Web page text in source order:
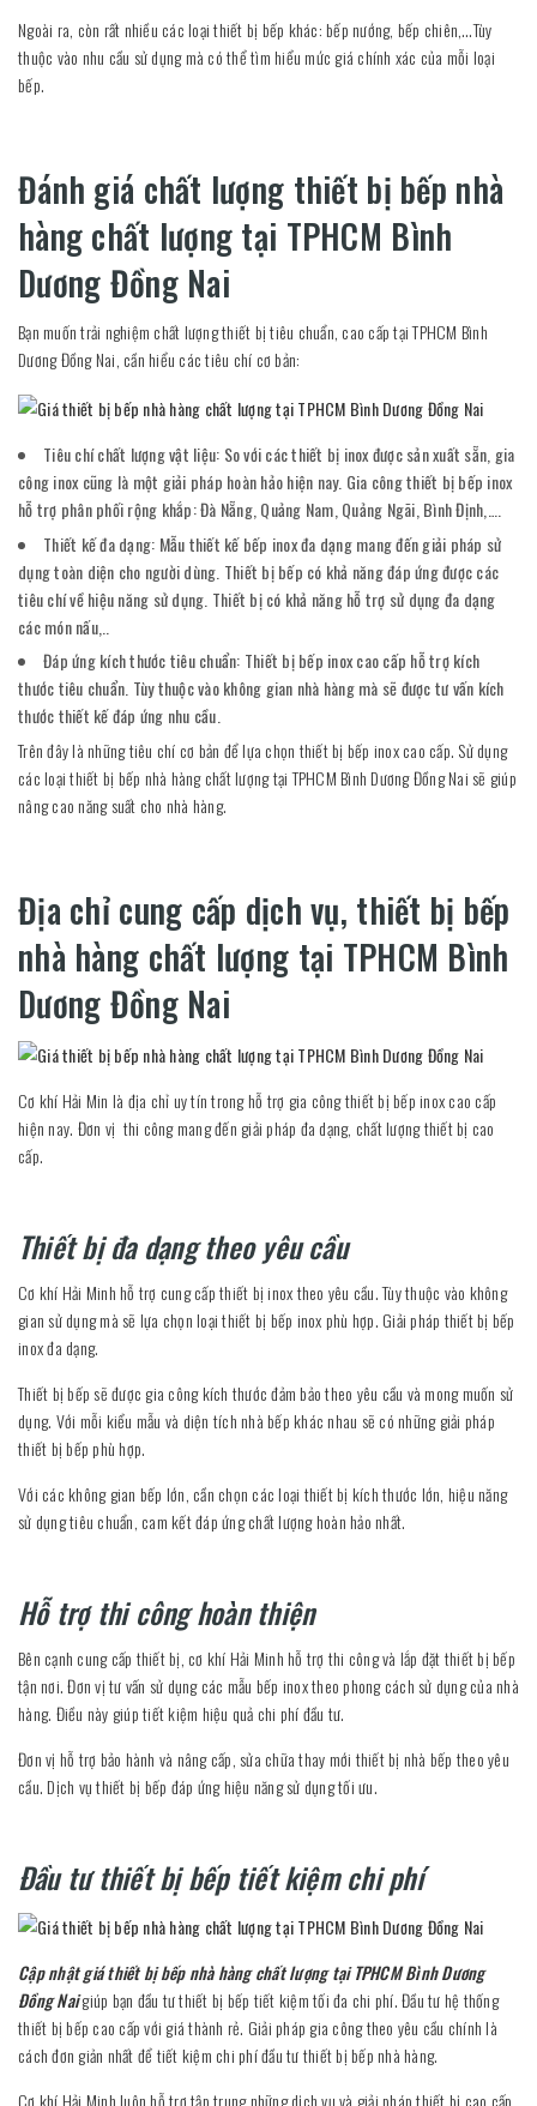
Ngoài ra, còn rất nhiều các loại thiết bị bếp khác: bếp nướng, bếp chiên,…Tùy
thuộc vào nhu cầu sử dụng mà có thể tìm hiểu mức giá chính xác của mỗi loại
bếp.
Đánh giá chất lượng thiết bị bếp nhà
hàng chất lượng tại TPHCM Bình
Dương Đồng Nai
Bạn muốn trải nghiệm chất lượng thiết bị tiêu chuẩn, cao cấp tại TPHCM Bình
Dương Đồng Nai, cần hiểu các tiêu chí cơ bản:
Tiêu chí chất lượng vật liệu: So với các thiết bị inox được sản xuất sẵn, gia
công inox cũng là một giải pháp hoàn hảo hiện nay. Gia công thiết bị bếp inox
hỗ trợ phân phối rộng khắp: Đà Nẵng, Quảng Nam, Quảng Ngãi, Bình Định,….
Thiết kế đa dạng: Mẫu thiết kế bếp inox đa dạng mang đến giải pháp sử
dụng toàn diện cho người dùng. Thiết bị bếp có khả năng đáp ứng được các
tiêu chí về hiệu năng sử dụng. Thiết bị có khả năng hỗ trợ sử dụng đa dạng
các món nấu,..
Đáp ứng kích thước tiêu chuẩn: Thiết bị bếp inox cao cấp hỗ trợ kích
thước tiêu chuẩn. Tùy thuộc vào không gian nhà hàng mà sẽ được tư vấn kích
thước thiết kế đáp ứng nhu cầu.
Trên đây là những tiêu chí cơ bản để lựa chọn thiết bị bếp inox cao cấp. Sử dụng
các loại thiết bị bếp nhà hàng chất lượng tại TPHCM Bình Dương Đồng Nai sẽ giúp
nâng cao năng suất cho nhà hàng.
Địa chỉ cung cấp dịch vụ, thiết bị bếp
nhà hàng chất lượng tại TPHCM Bình
Dương Đồng Nai
Cơ khí Hải Min là địa chỉ uy tín trong hỗ trợ gia công thiết bị bếp inox cao cấp
hiện nay. Đơn vị thi công mang đến giải pháp đa dạng, chất lượng thiết bị cao
cấp.
Thiết bị đa dạng theo yêu cầu
Cơ khí Hải Minh hỗ trợ cung cấp thiết bị inox theo yêu cầu. Tùy thuộc vào không
gian sử dụng mà sẽ lựa chọn loại thiết bị bếp inox phù hợp. Giải pháp thiết bị bếp
inox đa dạng.
Thiết bị bếp sẽ được gia công kích thước đảm bảo theo yêu cầu và mong muốn sử
dụng. Với mỗi kiểu mẫu và diện tích nhà bếp khác nhau sẽ có những giải pháp
thiết bị bếp phù hợp.
Với các không gian bếp lớn, cần chọn các loại thiết bị kích thước lớn, hiệu năng
sử dụng tiêu chuẩn, cam kết đáp ứng chất lượng hoàn hảo nhất.
Hỗ trợ thi công hoàn thiện
Bên cạnh cung cấp thiết bị, cơ khí Hải Minh hỗ trợ thi công và lắp đặt thiết bị bếp
tận nơi. Đơn vị tư vấn sử dụng các mẫu bếp inox theo phong cách sử dụng của nhà
hàng. Điều này giúp tiết kiệm hiệu quả chi phí đầu tư.
Đơn vị hỗ trợ bảo hành và nâng cấp, sửa chữa thay mới thiết bị nhà bếp theo yêu
cầu. Dịch vụ thiết bị bếp đáp ứng hiệu năng sử dụng tối ưu.
Đầu tư thiết bị bếp tiết kiệm chi phí
Cập nhật giá thiết bị bếp nhà hàng chất lượng tại TPHCM Bình Dương
Đồng Naigiúp bạn đầu tư thiết bị bếp tiết kiệm tối đa chi phí. Đầu tư hệ thống
thiết bị bếp cao cấp với giá thành rẻ. Giải pháp gia công theo yêu cầu chính là
cách đơn giản nhất để tiết kiệm chi phí đầu tư thiết bị bếp nhà hàng.
Cơ khí Hải Minh luôn hỗ trợ tập trung những dịch vụ và giải pháp thiết bị cao cấp